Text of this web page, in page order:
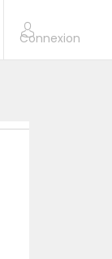
Connexion